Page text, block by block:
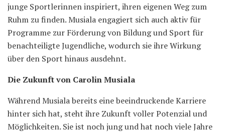
junge Sportlerinnen inspiriert, ihren eigenen Weg zum
Ruhm zu finden. Musiala engagiert sich auch aktiv für
Programme zur Förderung von Bildung und Sport für
benachteiligte Jugendliche, wodurch sie ihre Wirkung
über den Sport hinaus ausdehnt.
Die Zukunft von Carolin Musiala
Während Musiala bereits eine beeindruckende Karriere
hinter sich hat, steht ihre Zukunft voller Potenzial und
Möglichkeiten. Sie ist noch jung und hat noch viele Jahre